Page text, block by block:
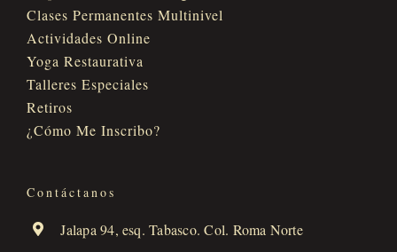
Clases Permanentes Multinivel
Actividades Online
Yoga Restaurativa
Talleres Especiales
Retiros
¿Cómo Me Inscribo?
Contáctanos
Jalapa 94, esq. Tabasco. Col. Roma Norte